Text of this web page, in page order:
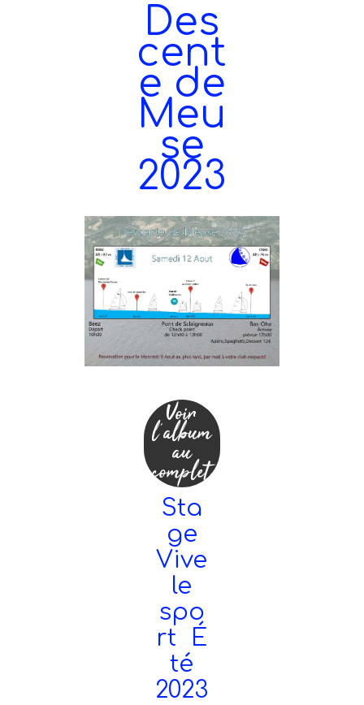
Des
cent
e de
Meu
se
2023
Voir
l'album
au
complet
Sta
ge
Vive
le
spo
rt É
té
2023